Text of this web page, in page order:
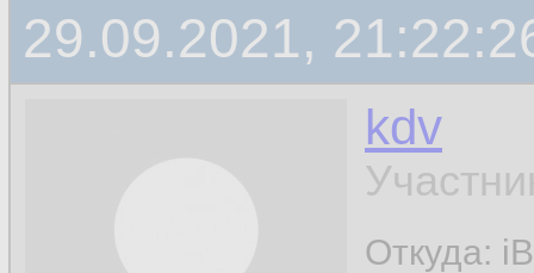
29.09.2021,
kdv
Откуда: